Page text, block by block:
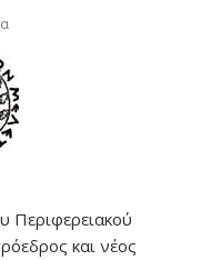
Περιφερειακού
και νέος